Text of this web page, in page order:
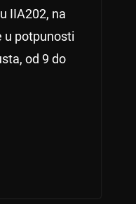
IIA202, na
u potpunosti
od 9 do